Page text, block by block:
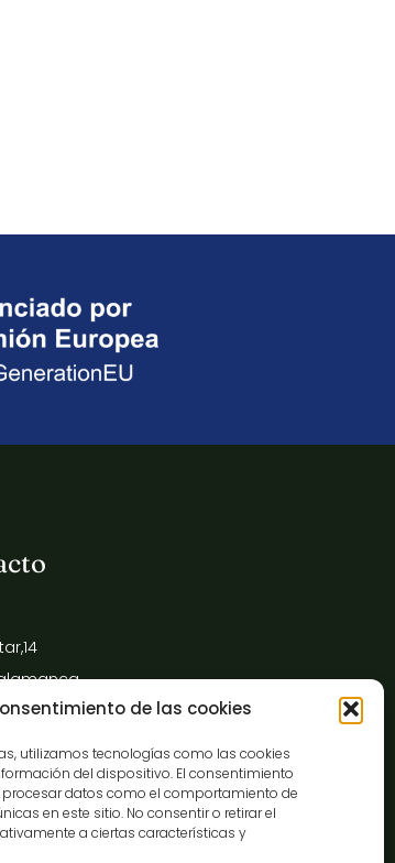
de las cookies
utilizamos tecnologías como las cookies
del dispositivo. El consentimiento
datos como el comportamiento de
en este sitio. No consentir o retirar el
a ciertas características y
14 25